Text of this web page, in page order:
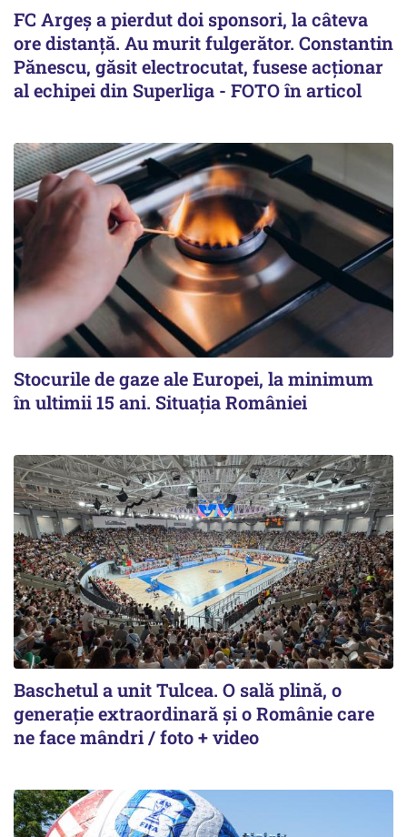
FC Argeș a pierdut doi sponsori, la câteva
ore distanță. Au murit fulgerător. Constantin
Pănescu, găsit electrocutat, fusese acționar
al echipei din Superliga - FOTO în articol
Stocurile de gaze ale Europei, la minimum
în ultimii 15 ani. Situația României
Baschetul a unit Tulcea. O sală plină, o
generație extraordinară și o Românie care
ne face mândri / foto + video